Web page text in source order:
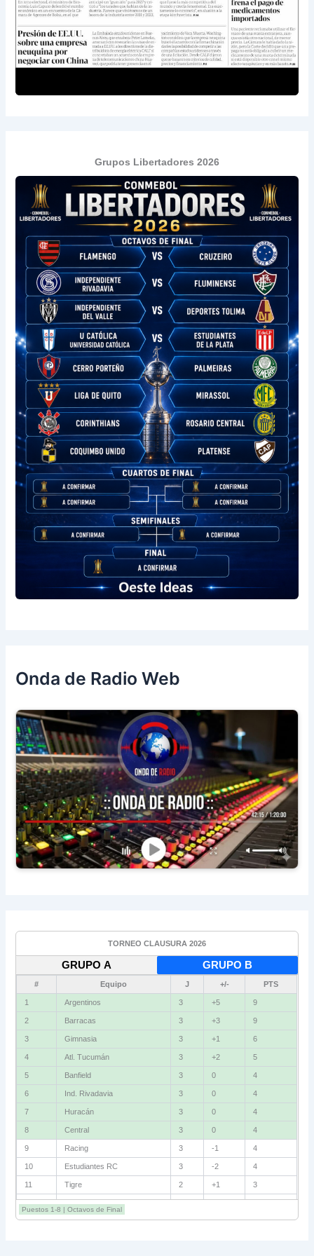
Grupos Libertadores 2026
Onda de Radio Web
TORNEO CLAUSURA 2026
GRUPO A GRUPO B
# Equipo J +/- PTS
1 Argentinos 3 +5 9
2 Barracas 3 +3 9
3 Gimnasia 3 +1 6
4 Atl. Tucumán 3 +2 5
5 Banfield 3 0 4
6 Ind. Rivadavia 3 0 4
7 Huracán 3 0 4
8 Central 3 0 4
9 Racing 3 -1 4
10 Estudiantes RC 3 -2 4
11 Tigre 2 +1 3
12 Belgrano 2 0 3
13 Sarmiento 3 -1 3
Puestos 1-8 | Octavos de Final